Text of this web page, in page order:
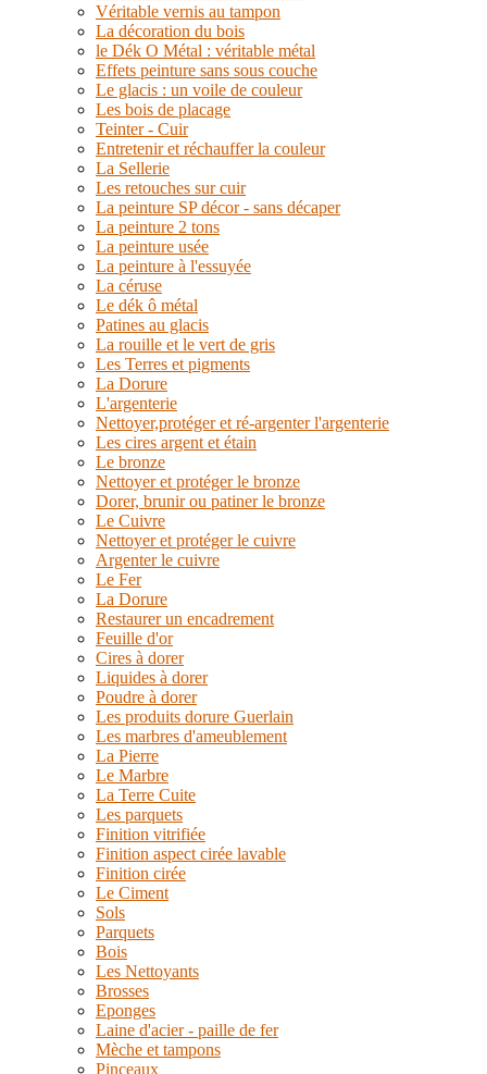
Véritable vernis au tampon
La décoration du bois
le Dék O Métal : véritable métal
Effets peinture sans sous couche
Le glacis : un voile de couleur
Les bois de placage
Teinter - Cuir
Entretenir et réchauffer la couleur
La Sellerie
Les retouches sur cuir
La peinture SP décor - sans décaper
La peinture 2 tons
La peinture usée
La peinture à l'essuyée
La céruse
Le dék ô métal
Patines au glacis
La rouille et le vert de gris
Les Terres et pigments
La Dorure
L'argenterie
Nettoyer,protéger et ré-argenter l'argenterie
Les cires argent et étain
Le bronze
Nettoyer et protéger le bronze
Dorer, brunir ou patiner le bronze
Le Cuivre
Nettoyer et protéger le cuivre
Argenter le cuivre
Le Fer
La Dorure
Restaurer un encadrement
Feuille d'or
Cires à dorer
Liquides à dorer
Poudre à dorer
Les produits dorure Guerlain
Les marbres d'ameublement
La Pierre
Le Marbre
La Terre Cuite
Les parquets
Finition vitrifiée
Finition aspect cirée lavable
Finition cirée
Le Ciment
Sols
Parquets
Bois
Les Nettoyants
Brosses
Eponges
Laine d'acier - paille de fer
Mèche et tampons
Pinceaux